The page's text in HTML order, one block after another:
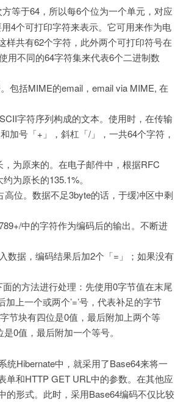
等于64，所以每6个位为一个单元，对应
4个可打印字符来表示。它可用来作为电
样共有62个字符，此外两个可打印符号在
用不同的64字符集来代表6个二进制数
包括MIME的email，email via MIME, 在
字符序列构成的文本。使用时，在传输
加号「+」，斜杠「/」，一共64个字符，
为原来的。在电子邮件中，根据RFC
为原长的135.1%。
位。数据不足3byte的话，于缓冲区中剩
中的字符作为编码后的输出。不断进
数据，编码结果后加2个「=」；如果没有
的方法进行处理：先使用0字节值在末尾
上一个或两个’=’号，代表补足的字节
节块有四位是0值，最后附加上两个等
0值，最后附加一个等号。
统Hibernate中，就采用了Base64来将一
单和HTTP GET URL中的参数。在其他应
的形式。此时，采用Base64编码不仅比较